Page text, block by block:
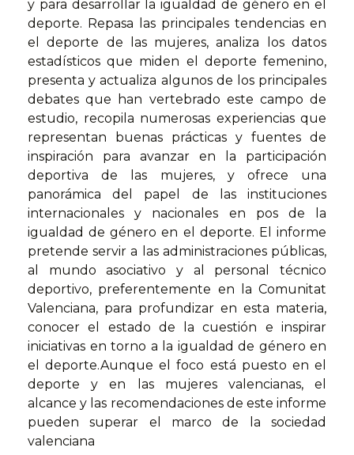
y para desarrollar la igualdad de género en el
deporte. Repasa las principales tendencias en
el deporte de las mujeres, analiza los datos
estadísticos que miden el deporte femenino,
presenta y actualiza algunos de los principales
debates que han vertebrado este campo de
estudio, recopila numerosas experiencias que
representan buenas prácticas y fuentes de
inspiración para avanzar en la participación
deportiva de las mujeres, y ofrece una
panorámica del papel de las instituciones
internacionales y nacionales en pos de la
igualdad de género en el deporte. El informe
pretende servir a las administraciones públicas,
al mundo asociativo y al personal técnico
deportivo, preferentemente en la Comunitat
Valenciana, para profundizar en esta materia,
conocer el estado de la cuestión e inspirar
iniciativas en torno a la igualdad de género en
el deporte.Aunque el foco está puesto en el
deporte y en las mujeres valencianas, el
alcance y las recomendaciones de este informe
pueden superar el marco de la sociedad
valenciana